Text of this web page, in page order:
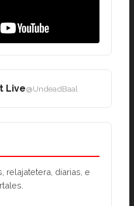
Live@UndeadBaal
relajatetera, diarias, e